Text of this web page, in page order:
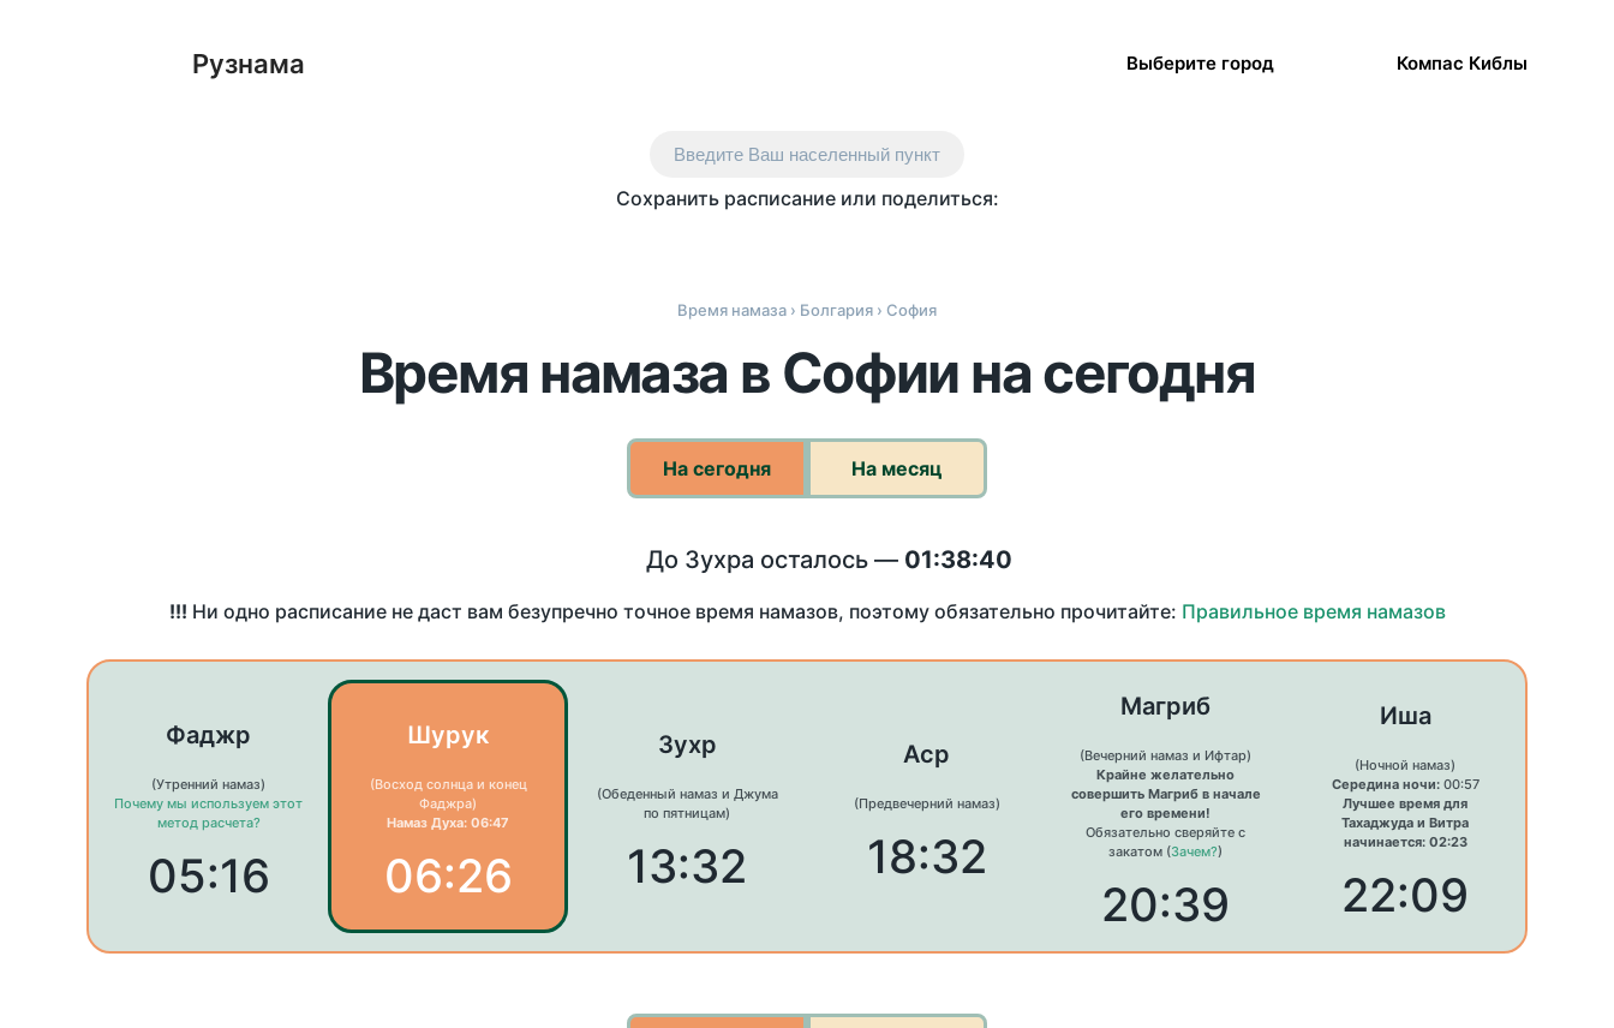
Рузнама Выберите город Компас Киблы
Введите Ваш населенный пункт
Сохранить расписание или поделиться:
Время намаза › Болгария › София
Время намаза в Софии на сегодня
На сегодня На месяц
До Зухра осталось — 01:38:40
!!! Ни одно расписание не даст вам безупречно точное время намазов, поэтому обязательно прочитайте: Правильное время намазов
Фаджр
(Утренний намаз)
Почему мы используем этот
метод расчета?
05:16
Шурук
(Восход солнца и конец
Фаджра)
Намаз Духа: 06:47
06:26
Зухр
(Обеденный намаз и Джума
по пятницам)
13:32
Аср
(Предвечерний намаз)
18:32
Магриб
(Вечерний намаз и Ифтар)
Крайне желательно
совершить Магриб в начале
его времени!
Обязательно сверяйте с
закатом (Зачем?)
20:39
Иша
(Ночной намаз)
Середина ночи:00:57
Лучшее время для
Тахаджуда и Витра
начинается: 02:23
22:09